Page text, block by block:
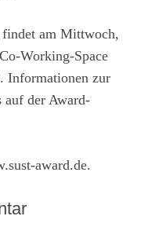
am Mittwoch,
Working-Space
Informationen zur
auf der Award-
award.de.